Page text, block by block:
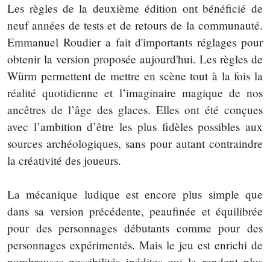
Les règles de la deuxième édition ont bénéficié de
neuf années de tests et de retours de la communauté.
Emmanuel Roudier a fait d'importants réglages pour
obtenir la version proposée aujourd'hui. Les règles de
Würm permettent de mettre en scène tout à la fois la
réalité quotidienne et l’imaginaire magique de nos
ancêtres de l’âge des glaces. Elles ont été conçues
avec l’ambition d’être les plus fidèles possibles aux
sources archéologiques, sans pour autant contraindre
la créativité des joueurs.
La mécanique ludique est encore plus simple que
dans sa version précédente, peaufinée et équilibrée
pour des personnages débutants comme pour des
personnages expérimentés. Mais le jeu est enrichi de